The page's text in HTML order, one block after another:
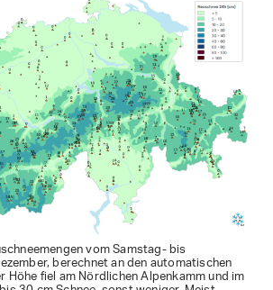
vom Samstag- bis
berechnet an den automatischen
Höhe fiel am Nördlichen Alpenkamm und im